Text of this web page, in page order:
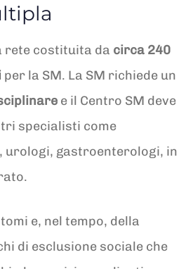
rete costituita da circa 240
per la SM. La SM richiede un
e il Centro SM deve
specialisti come
urologi, gastroenterologi, in
e, nel tempo, della
di esclusione sociale che